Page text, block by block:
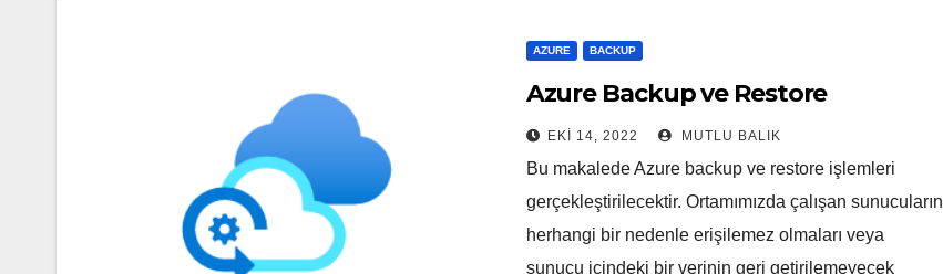
AZURE BACKUP
Azure Backup ve Restore
EKI 14, 2022 MUTLU BALIK
Bu makalede Azure backup ve restore işlemleri
gerçekleştirilecektir. Ortamımızda çalışan sunucuların
herhangi bir nedenle erişilemez olmaları veya
sunucu içindeki bir verinin geri getirilemeyecek